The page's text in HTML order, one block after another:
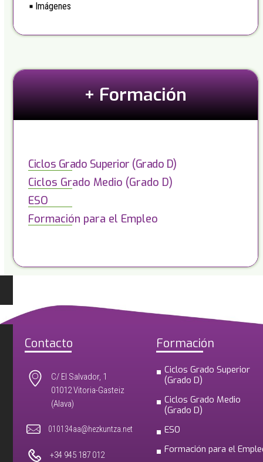
Imágenes
+ Formación
Ciclos Grado Superior (Grado D)
Ciclos Grado Medio (Grado D)
ESO
Formación para el Empleo
Contacto
C/ El Salvador, 1
01012 Vitoria-Gasteiz
(Alava)
010134aa@hezkuntza.net
+34 945 187 012
Formación
Ciclos Grado Superior
(Grado D)
Ciclos Grado Medio
(Grado D)
ESO
Formación para el